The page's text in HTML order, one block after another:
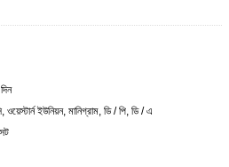
ওয়েস্টার্ন ইউনিয়ন, মানিগ্রাম, ডি / পি, ডি / এ